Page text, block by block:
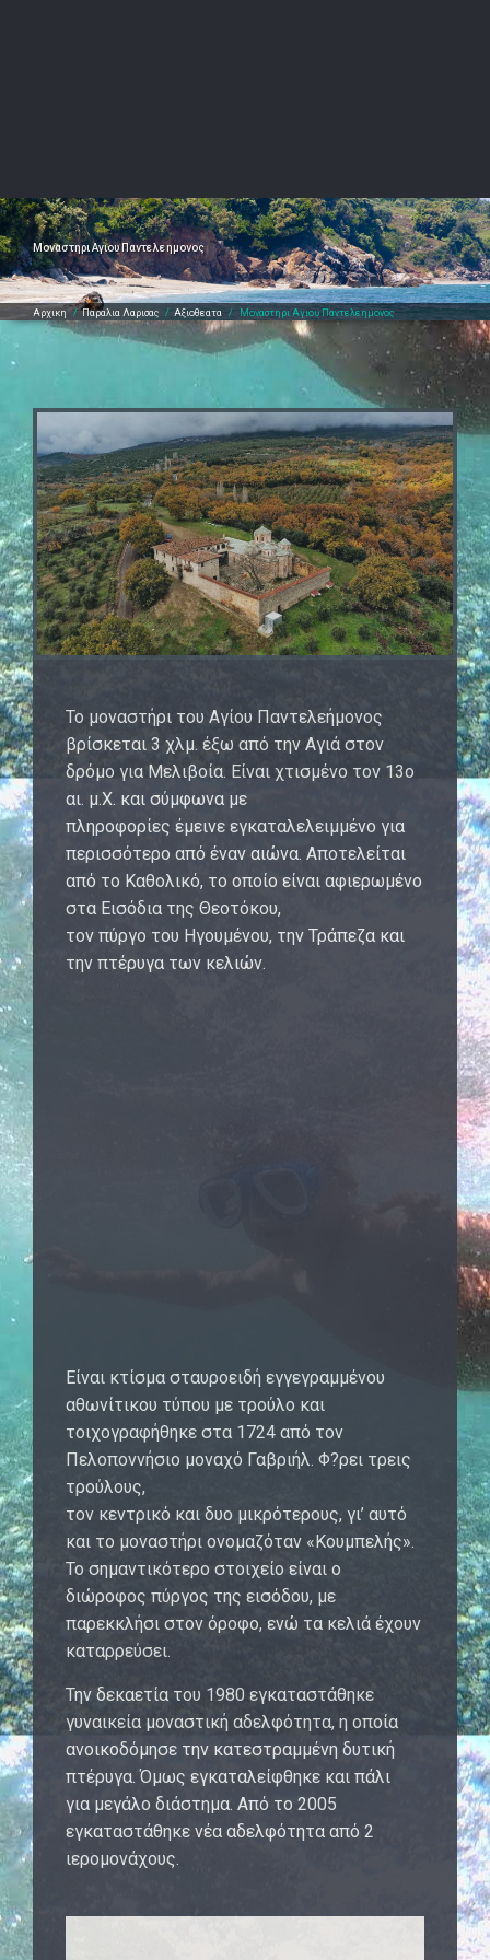
Μοναστηρι Αγιου Παντελεημονος
Αρχικη /Παραλια Λαρισας / Αξιοθεατα / Μοναστηρι Αγιου Παντελεημονος
Το μοναστήρι του Αγίου Παντελεήμονος
βρίσκεται 3 χλμ. έξω από την Αγιά στον
δρόμο για Μελιβοία. Είναι χτισμένο τον 13ο
αι. μ.Χ. και σύμφωνα με
πληροφορίες έμεινε εγκαταλελειμμένο για
περισσότερο από έναν αιώνα. Αποτελείται
από το Καθολικό, το οποίο είναι αφιερωμένο
στα Εισόδια της Θεοτόκου,
τον πύργο του Ηγουμένου, την Τράπεζα και
την πτέρυγα των κελιών.
Eίναι κτίσμα σταυροειδή εγγεγραμμένου
αθωνίτικου τύπου με τρούλο και
τοιχογραφήθηκε στα 1724 από τον
Πελοποννήσιο μοναχό Γαβριήλ. Φ?ρει τρεις
τρούλους,
τον κεντρικό και δυο μικρότερους, γι’ αυτό
και το μοναστήρι ονομαζόταν «Κουμπελής».
Το σημαντικότερο στοιχείο είναι ο
διώροφος πύργος της εισόδου, με
παρεκκλήσι στον όροφο, ενώ τα κελιά έχουν
καταρρεύσει.
Την δεκαετία του 1980 εγκαταστάθηκε
γυναικεία μοναστική αδελφότητα, η οποία
ανοικοδόμησε την κατεστραμμένη δυτική
πτέρυγα. Όμως εγκαταλείφθηκε και πάλι
για μεγάλο διάστημα. Από το 2005
εγκαταστάθηκε νέα αδελφότητα από 2
ιερομονάχους.